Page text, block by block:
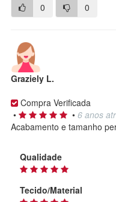
0 0
Graziely L.
Compra Verificada
•
• 6 anos
Acabamento e tamanho
Qualidade
Tecido/Material